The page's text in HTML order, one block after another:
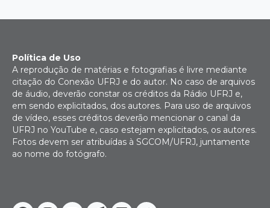
Política de Uso
A reprodução de matérias e fotografias é livre mediante
citação do Conexão UFRJ e do autor. No caso de arquivos
de áudio, deverão constar os créditos da Rádio UFRJ e,
em sendo explicitados, dos autores. Para uso de arquivos
de vídeo, esses créditos deverão mencionar o canal da
UFRJ no YouTube e, caso estejam explicitados, os autores.
Fotos devem ser atribuídas à SGCOM/UFRJ, juntamente
ao nome do fotógrafo.